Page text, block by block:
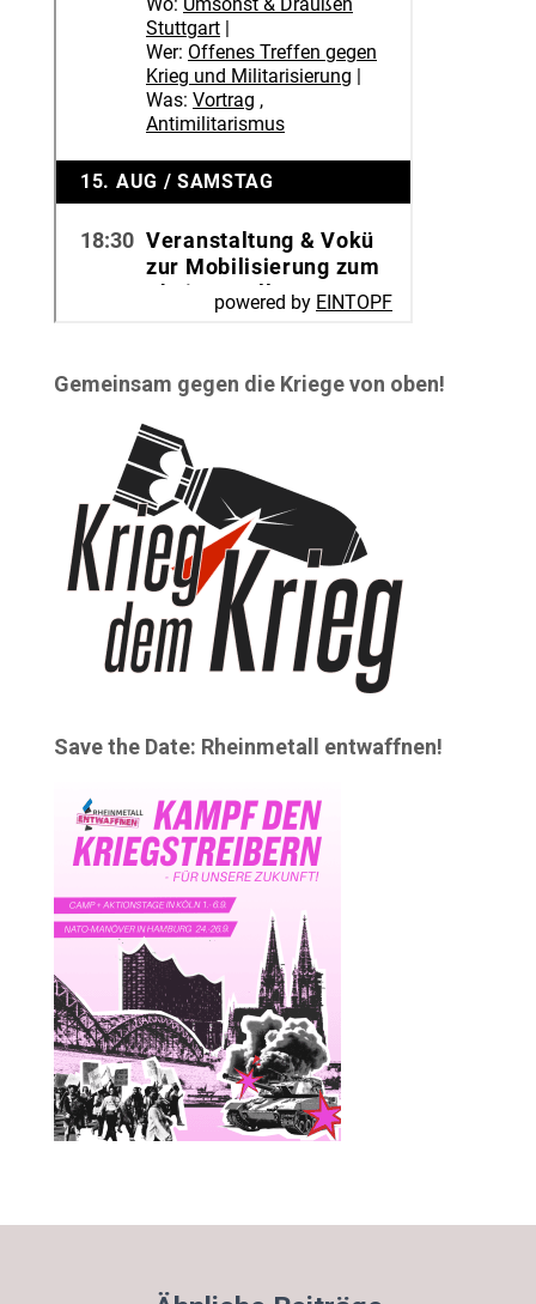
Gemeinsam gegen die Kriege von oben!
Save the Date: Rheinmetall entwaffnen!